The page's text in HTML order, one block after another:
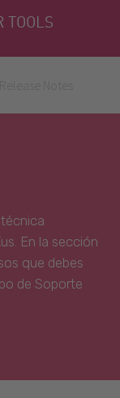
TOOLS
En la sección
que debes
de Soporte